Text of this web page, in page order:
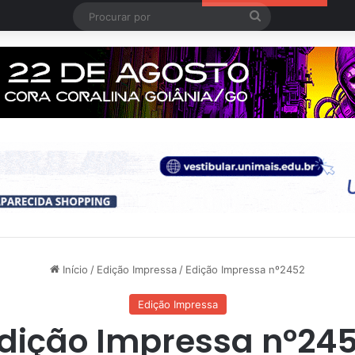
Procurar
por
Início / Edição Impressa / Edição Impressa nº2452
Edição Impressa
Impressa